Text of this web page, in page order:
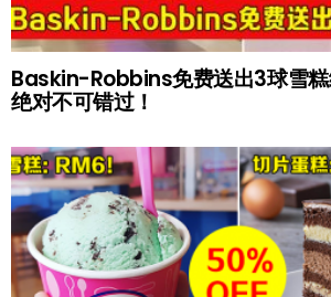
Baskin-Robbins免费送出3球雪糕
绝对不可错过！